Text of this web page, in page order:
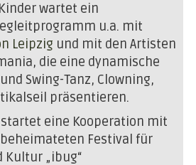
wartet ein
u.a. mit
Leipzig und mit den Artisten
die eine dynamische
Swing-Tanz, Clowning,
präsentieren.
eine Kooperation mit
Festival für
Kultur „ibug“